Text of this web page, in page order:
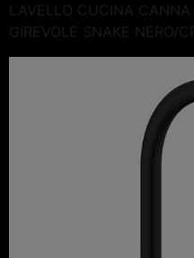
LAVELLO CUCINA CANNA
GIREVOLE SNAKE NERO/